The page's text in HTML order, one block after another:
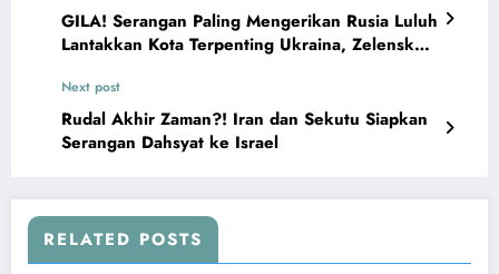
GILA! Serangan Paling Mengerikan Rusia Luluh
Lantakkan Kota Terpenting Ukraina, Zelensky
Next post
Rudal Akhir Zaman?! Iran dan Sekutu Siapkan
Serangan Dahsyat ke Israel
RELATED POSTS